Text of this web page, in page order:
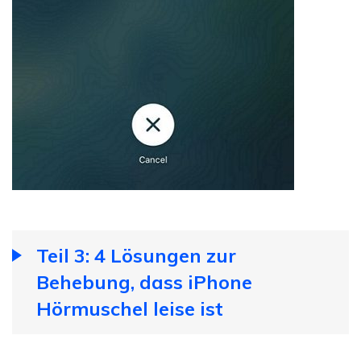
Teil 3: 4 Lösungen zur
Behebung, dass iPhone
Hörmuschel leise ist